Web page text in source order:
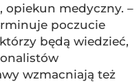
opiekun medyczny. –
poczucie
będą wiedzieć,
wzmacniają też